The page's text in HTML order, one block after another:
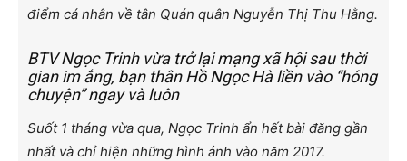
điểm cá nhân về tân Quán quân Nguyễn Thị Thu Hằng.
BTV Ngọc Trinh vừa trở lại mạng xã hội sau thời
gian im ắng, bạn thân Hồ Ngọc Hà liền vào “hóng
chuyện” ngay và luôn
Suốt 1 tháng vừa qua, Ngọc Trinh ẩn hết bài đăng gần
nhất và chỉ hiện những hình ảnh vào năm 2017.